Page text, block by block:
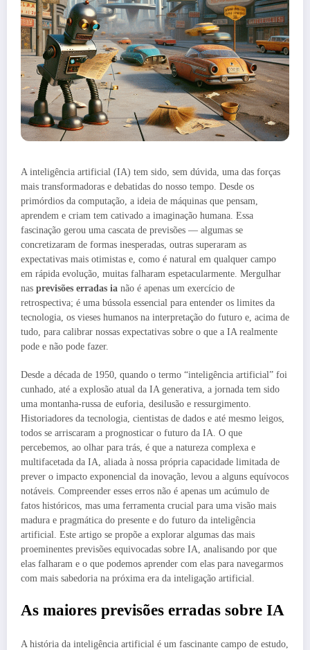
A inteligência artificial (IA) tem sido, sem dúvida, uma das forças
mais transformadoras e debatidas do nosso tempo. Desde os
primórdios da computação, a ideia de máquinas que pensam,
aprendem e criam tem cativado a imaginação humana. Essa
fascinação gerou uma cascata de previsões — algumas se
concretizaram de formas inesperadas, outras superaram as
expectativas mais otimistas e, como é natural em qualquer campo
em rápida evolução, muitas falharam espetacularmente. Mergulhar
nas previsões erradas ia não é apenas um exercício de
retrospectiva; é uma bússola essencial para entender os limites da
tecnologia, os vieses humanos na interpretação do futuro e, acima de
tudo, para calibrar nossas expectativas sobre o que a IA realmente
pode e não pode fazer.
Desde a década de 1950, quando o termo “inteligência artificial” foi
cunhado, até a explosão atual da IA generativa, a jornada tem sido
uma montanha-russa de euforia, desilusão e ressurgimento.
Historiadores da tecnologia, cientistas de dados e até mesmo leigos,
todos se arriscaram a prognosticar o futuro da IA. O que
percebemos, ao olhar para trás, é que a natureza complexa e
multifacetada da IA, aliada à nossa própria capacidade limitada de
prever o impacto exponencial da inovação, levou a alguns equívocos
notáveis. Compreender esses erros não é apenas um acúmulo de
fatos históricos, mas uma ferramenta crucial para uma visão mais
madura e pragmática do presente e do futuro da inteligência
artificial. Este artigo se propõe a explorar algumas das mais
proeminentes previsões equivocadas sobre IA, analisando por que
elas falharam e o que podemos aprender com elas para navegarmos
com mais sabedoria na próxima era da inteligação artificial.
As maiores previsões erradas sobre IA
A história da inteligência artificial é um fascinante campo de estudo,